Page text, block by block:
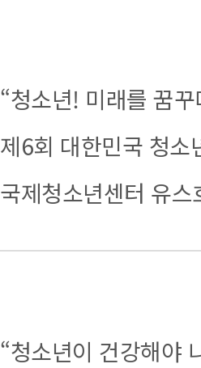
“청소년! 미래를 꿈
제6회 대한민국 청소
국제청소년센터 유
“청소년이 건강해야